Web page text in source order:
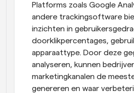
Platforms zoals Google
andere trackingsoftware
inzichten in
doorklikpercentages,
apparaattype. Door deze
analyseren, kunnen
marketingkanalen de
genereren en waar